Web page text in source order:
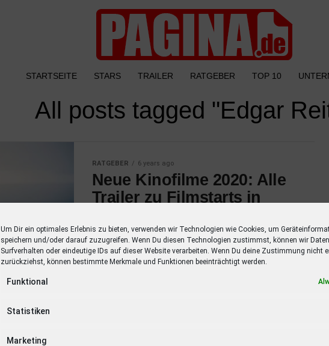
Um Dir ein optimales Erlebnis zu bieten, verwenden wir Technologien wie Cookies, um
speichern und/oder darauf zuzugreifen. Wenn Du diesen Technologien zustimmst, können wir
Surfverhalten oder eindeutige IDs auf dieser Website verarbeiten. Wenn Du deine Zustimmung nicht
zurückziehst, können bestimmte Merkmale und Funktionen beeinträchtigt werden.
Funktional
Statistiken
Marketing
STARTSEITE STARS TRAILER RATGEBER TOP 10
All posts tagged "Edgar
RATGEBER 6 years ago
Neue Kinofilme 2020: Alle
Trailer zu Filmstarts in
Entdecke alle Trailer zu Filmstarts in diesem
Jahr mit einer Übersicht der Schauspieler.
Verpasse keinen Film mehr mit dieser Liste!